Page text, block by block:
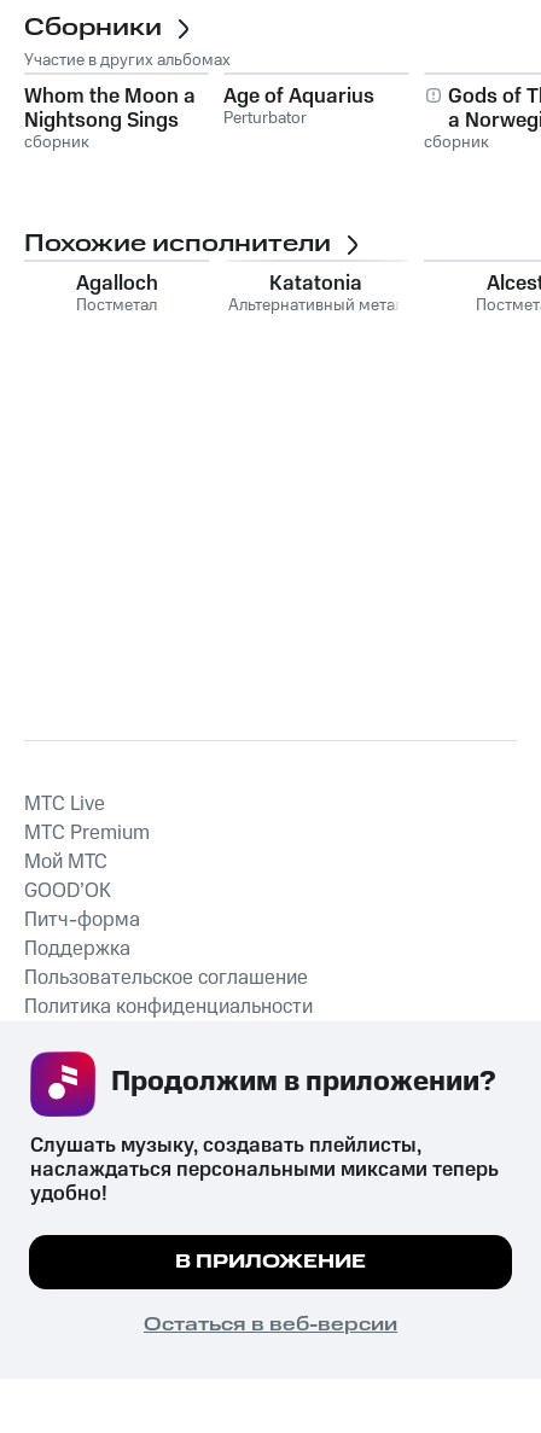
Сборники
Участие в других альбомах
Whom the Moon a
Nightsong Sings
сборник
Age of Aquarius
Perturbator
Gods of
a
Tribute
сборник
Похожие исполнители
Agalloch
Постметал
Katatonia
Альтернативный метал
СКАЧАТЬ ПРИЛОЖЕНИЕ
MTС Live
MTС Premium
Мой МТС
GOOD’OK
Питч-форма
Поддержка
Пользовательское соглашение
Политика конфиденциальности
психотропных веществ, их аналогов причиняет вред здоровью,
их незаконный оборот запрещён и влечёт установленную
законодательством ответственность.
© 2026 ООО «КИОН».
Все права защищены
Мы используем куки, чтобы на сайте все
Подробнее
ПОНЯТНО
Слушать музыку, создавать плейлисты,
наслаждаться персональными миксами теперь
удобно!
В ПРИЛОЖЕНИЕ
Остаться в веб-версии